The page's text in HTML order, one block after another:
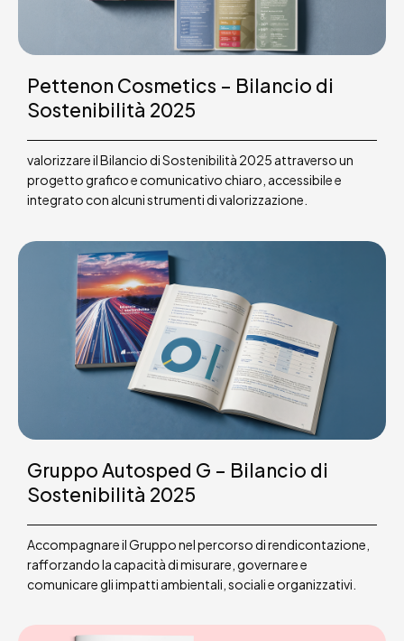
Pettenon Cosmetics – Bilancio di
Sostenibilità 2025
valorizzare il Bilancio di Sostenibilità 2025 attraverso un
progetto grafico e comunicativo chiaro, accessibile e
integrato con alcuni strumenti di valorizzazione.
Gruppo Autosped G – Bilancio di
Sostenibilità 2025
Accompagnare il Gruppo nel percorso di rendicontazione,
rafforzando la capacità di misurare, governare e
comunicare gli impatti ambientali, sociali e organizzativi.